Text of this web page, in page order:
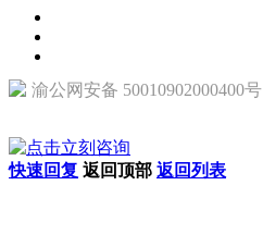
渝公网安备 50010902000400号
快速回复 返回顶部 返回列表